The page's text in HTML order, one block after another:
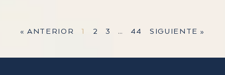
« ANTERIOR 1 2 3 … 44 SIGUIENTE »